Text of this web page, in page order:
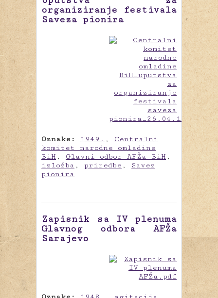
organiziranje festivala
Saveza pionira
Oznake: 1949. , Centralni
komitet narodne omladine
BiH , Glavni odbor AFŽa BiH ,
izložba , priredbe ,
Savez
pionira
Zapisnik sa IV plenuma
Glavnog odbora AFŽa
Sarajevo